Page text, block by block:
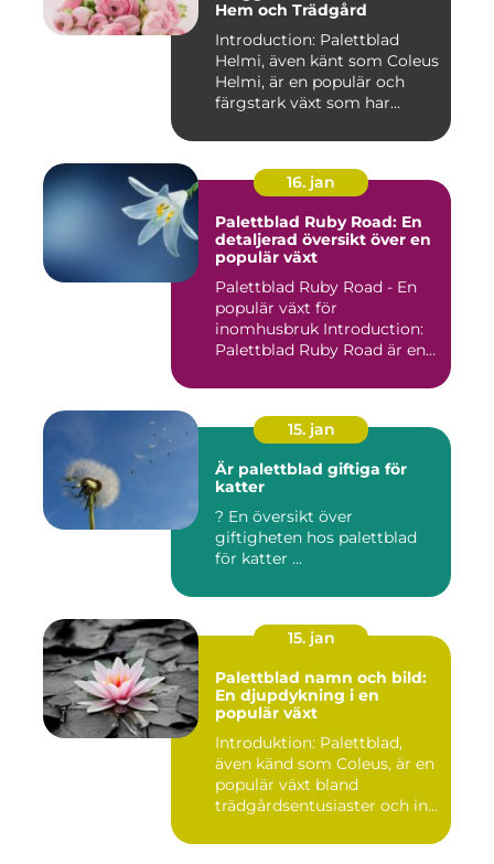
Hem och Trädgård
Introduction: Palettblad
Helmi, även känt som Coleus
Helmi, är en populär och
färgstark växt som har...
16. jan
Palettblad Ruby Road: En
detaljerad översikt över en
populär växt
Palettblad Ruby Road - En
populär växt för
inomhusbruk Introduction:
Palettblad Ruby Road är en
15. jan
Är palettblad giftiga för
katter
? En översikt över
giftigheten hos palettblad
för katter ...
15. jan
Palettblad namn och bild:
En djupdykning i en
populär växt
Introduktion: Palettblad,
även känd som Coleus, är en
populär växt bland
trädgårdsentusiaster och in...